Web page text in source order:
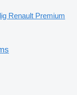
Renault Premium